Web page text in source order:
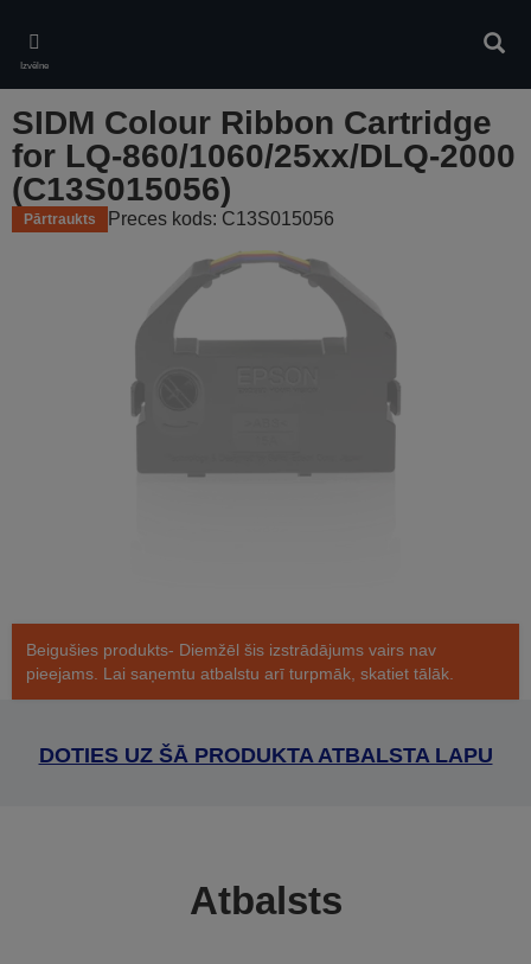
main
content
Izvēlne
SIDM Colour Ribbon Cartridge
for LQ-860/1060/25xx/DLQ-2000
(C13S015056)
Pārtraukts Preces kods: C13S015056
Beigušies produkts- Diemžēl šis izstrādājums vairs nav
pieejams. Lai saņemtu atbalstu arī turpmāk, skatiet tālāk.
DOTIES UZ ŠĀ PRODUKTA ATBALSTA LAPU
Atbalsts